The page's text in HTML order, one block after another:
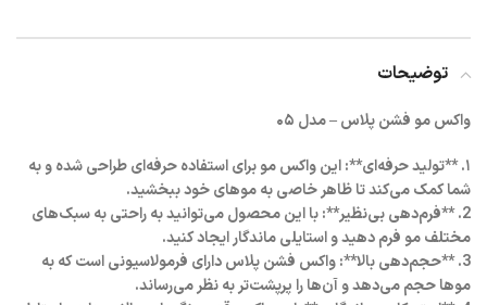
توضیحات
واکس مو فشن پلاس – مدل ۰۵
۱. **تولید حرفه‌ای**: این واکس مو برای استفاده حرفه‌ای طراحی شده و به
شما کمک می‌کند تا ظاهر خاصی به موهای خود ببخشید.
2. **فرم‌دهی بی‌نظیر**: با این محصول می‌توانید به راحتی به سبک‌های
مختلف مو فرم دهید و استایلی ماندگار ایجاد کنید.
3. **حجم‌دهی بالا**: واکس فشن پلاس دارای فرمولاسیونی است که به
موها حجم می‌دهد و آن‌ها را پرپشت‌تر به نظر می‌رساند.